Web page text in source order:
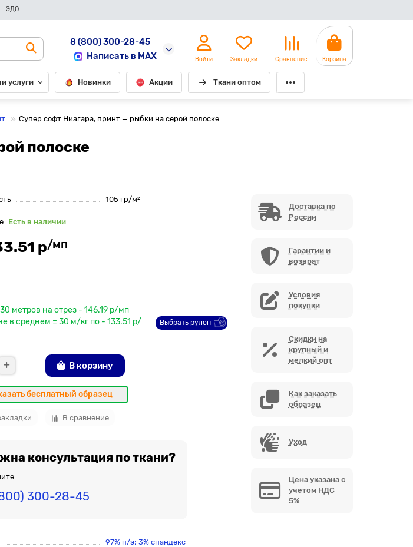
ЭДО
8 (800) 300-28-45
Написать в MAX
Войти Закладки Сравнение Корзина
услуги Новинки Акции Ткани оптом
Супер софт Ниагара, принт — рыбки на серой полоске
полоске
105 гр/м²
Есть в наличии
р/мп
метров на отрез - 146.19 р/мп
в среднем = 30 м/кг по - 133.51 р/
Выбрать рулон
В корзину
бесплатный образец
В сравнение
консультация по ткани?
300-28-45
97% п/э; 3% спандекс
Доставка по
России
Гарантии и
возврат
Условия
покупки
Скидки на
крупный и
мелкий опт
Как заказать
образец
Уход
Цена указана с
учетом НДС
5%